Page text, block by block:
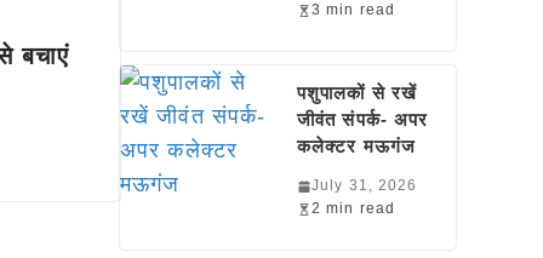
बचाएं
3 min read
पशुपालकों से रखें
जीवंत संपर्क- अपर
कलेक्टर मऊगंज
July 31, 2026
2 min read